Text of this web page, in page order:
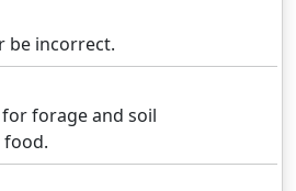
be incorrect.
forage and soil
food.